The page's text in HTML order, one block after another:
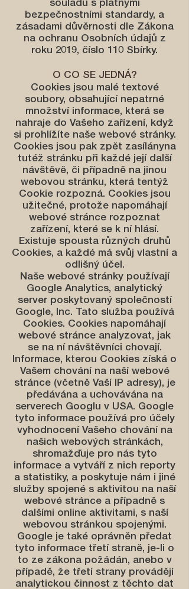
souladu s platnými
bezpečnostními standardy, a
zásadami důvěrnosti dle Zákona
na ochranu Osobních údajů z
roku 2019, číslo 110 Sbírky.
O CO SE JEDNÁ?
Cookies jsou malé textové
soubory, obsahující nepatrné
množství informace, která se
nahraje do Vašeho zařízení, když
si prohlížíte naše webové stránky.
Cookies jsou pak zpět zasílányna
tutéž stránku při každé její další
návštěvě, či případně na jinou
webovou stránku, která tentýž
Cookie rozpozná. Cookies jsou
užitečné, protože napomáhají
webové stránce rozpoznat
zařízení, které se k ní hlásí.
Existuje spousta různých druhů
Cookies, a každé má svůj vlastní a
odlišný účel.
Naše webové stránky používají
Google Analytics, analytický
server poskytovaný společností
Google, Inc. Tato služba používá
Cookies. Cookies napomáhají
webové stránce analyzovat, jak
se na ní návštěvníci chovají.
Informace, kterou Cookies získá o
Vašem chování na naší webové
stránce (včetně Vaší IP adresy), je
předávána a uchovávána na
serverech Googlu v USA. Google
tyto informace používá pro účely
vyhodnocení Vašeho chování na
našich webových stránkách,
shromažďuje pro nás tyto
informace a vytváří z nich reporty
a statistiky, a poskytuje nám i jiné
služby spojené s aktivitou na naší
webové stránce a případně s
dalšími online aktivitami, s naší
webovou stránkou spojenými.
Google je také oprávněn předat
tyto informace třetí straně, je-li o
to ze zákona požádán, anebo v
případě, že třetí strany provádějí
analytickou činnost z těchto dat